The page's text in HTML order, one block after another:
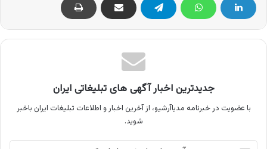
جدیدترین اخبار آگهی های تبلیغاتی ایران
با عضویت در خبرنامه مدیاآرشیو، از آخرین اخبار و اطلاعات تبلیغات ایران باخبر
شوید.
آدرس